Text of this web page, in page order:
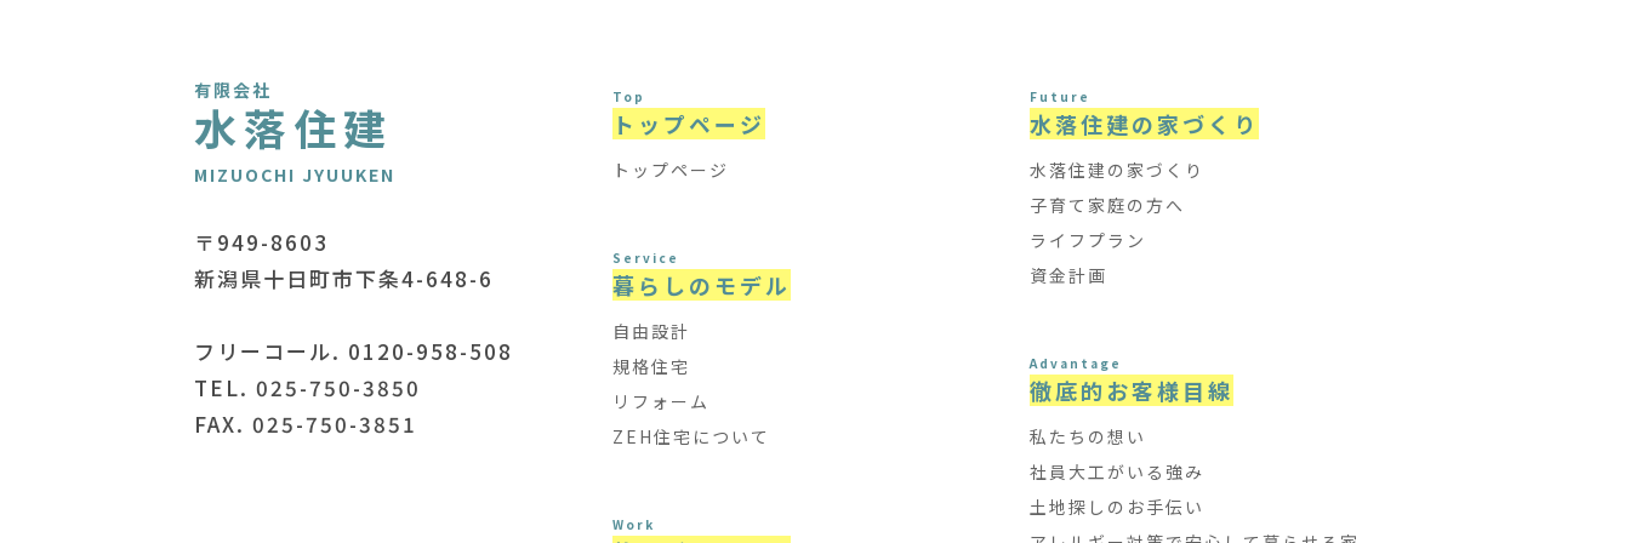
有限会社
水落住建
MIZUOCHI JYUUKEN
〒949-8603
新潟県十日町市下条4-648-6
フリーコール. 0120-958-508
TEL. 025-750-3850
FAX. 025-750-3851
Top
トップページ
トップページ
Service
暮らしのモデル
自由設計
規格住宅
リフォーム
ZEH住宅について
Work
Future
水落住建の家づくり
水落住建の家づくり
子育て家庭の方へ
ライフプラン
資金計画
Advantage
徹底的お客様目線
私たちの想い
社員大工がいる強み
土地探しのお手伝い